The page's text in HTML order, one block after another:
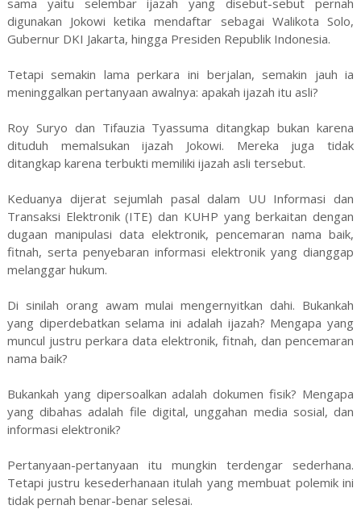
digunakan Jokowi ketika mendaftar sebagai Walikota Solo,
Gubernur DKI Jakarta, hingga Presiden Republik Indonesia.
Tetapi semakin lama perkara ini berjalan, semakin jauh ia
meninggalkan pertanyaan awalnya: apakah ijazah itu asli?
Roy Suryo dan Tifauzia Tyassuma ditangkap bukan karena
dituduh memalsukan ijazah Jokowi. Mereka juga tidak
ditangkap karena terbukti memiliki ijazah asli tersebut.
Keduanya dijerat sejumlah pasal dalam UU Informasi dan
Transaksi Elektronik (ITE) dan KUHP yang berkaitan dengan
dugaan manipulasi data elektronik, pencemaran nama baik,
fitnah, serta penyebaran informasi elektronik yang dianggap
melanggar hukum.
Di sinilah orang awam mulai mengernyitkan dahi. Bukankah
yang diperdebatkan selama ini adalah ijazah? Mengapa yang
muncul justru perkara data elektronik, fitnah, dan pencemaran
nama baik?
Bukankah yang dipersoalkan adalah dokumen fisik? Mengapa
yang dibahas adalah file digital, unggahan media sosial, dan
informasi elektronik?
Pertanyaan-pertanyaan itu mungkin terdengar sederhana.
Tetapi justru kesederhanaan itulah yang membuat polemik ini
tidak pernah benar-benar selesai.